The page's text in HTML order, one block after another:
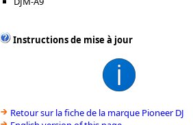
Instructions de mise à jour
Retour sur la fiche de la marque Pioneer DJ